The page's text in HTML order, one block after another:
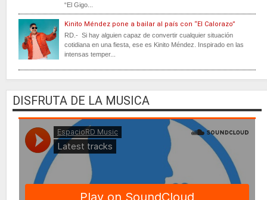
“El Gigo...
Kinito Méndez pone a bailar al país con “El Calorazo”
RD.- Si hay alguien capaz de convertir cualquier situación
cotidiana en una fiesta, ese es Kinito Méndez. Inspirado en las
intensas temper...
DISFRUTA DE LA MUSICA